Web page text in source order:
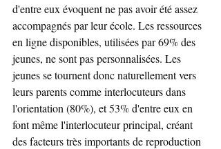
d'entre eux évoquent ne pas avoir été assez
accompagnés par leur école. Les ressources
en ligne disponibles, utilisées par 69% des
jeunes, ne sont pas personnalisées. Les
jeunes se tournent donc naturellement vers
leurs parents comme interlocuteurs dans
l'orientation (80%), et 53% d'entre eux en
font même l'interlocuteur principal, créant
des facteurs très importants de reproduction